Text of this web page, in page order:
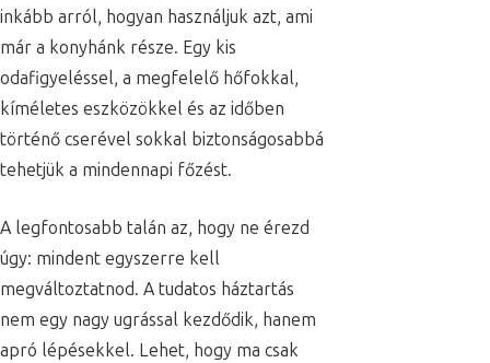
inkább arról, hogyan használjuk azt, ami
már a konyhánk része. Egy kis
odafigyeléssel, a megfelelő hőfokkal,
kíméletes eszközökkel és az időben
történő cserével sokkal biztonságosabbá
tehetjük a mindennapi főzést.
A legfontosabb talán az, hogy ne érezd
úgy: mindent egyszerre kell
megváltoztatnod. A tudatos háztartás
nem egy nagy ugrással kezdődik, hanem
apró lépésekkel. Lehet, hogy ma csak